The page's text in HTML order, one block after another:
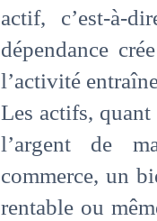
actif, c’est-à-
dépendance
l’activité
Les actifs, quant
l’argent de
commerce, un
rentable ou